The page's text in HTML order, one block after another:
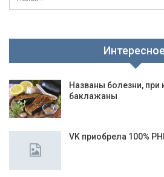
Названы болезни, при
баклажаны
VK приобрела 100%